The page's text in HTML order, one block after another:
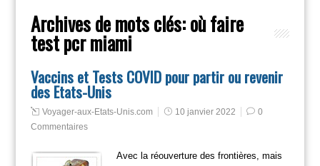
Archives de mots clés:où faire
test pcr miami
Vaccins et Tests COVID pour partir ou revenir
des Etats-Unis
Voyager-aux-Etats-Unis.com 10 janvier 2022
0
Commentaires
Avec la réouverture des frontières, mais